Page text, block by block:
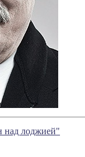
над лоджией"